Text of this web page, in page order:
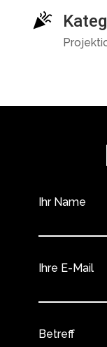
Ihr Name
Ihre E-Mail
Betreff